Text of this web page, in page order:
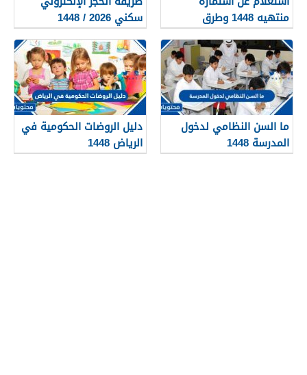
منتهيه 1448 وطرق
تجديدها
سكني 2026 / 1448
بالتفصيل
ما السن النظامي لدخول
المدرسة 1448
دليل الروضات الحكومية في
الرياض 1448